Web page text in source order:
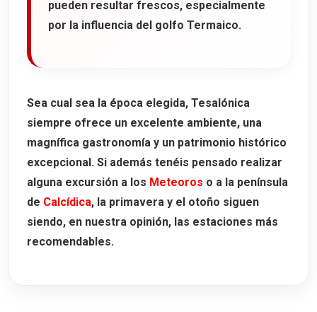
pueden resultar frescos, especialmente
por la influencia del golfo Termaico.
Sea cual sea la época elegida, Tesalónica
siempre ofrece un excelente ambiente, una
magnífica gastronomía y un patrimonio histórico
excepcional. Si además tenéis pensado realizar
alguna excursión a los Meteoros o a la península
de Calcídica, la primavera y el otoño siguen
siendo, en nuestra opinión, las estaciones más
recomendables.